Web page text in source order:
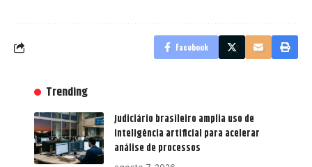
Facebook
Trending
Judiciário brasileiro amplia uso de
inteligência artificial para acelerar
análise de processos